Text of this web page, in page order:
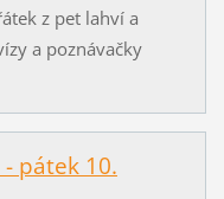
z pet lahví a
a poznávačky
pátek 10.